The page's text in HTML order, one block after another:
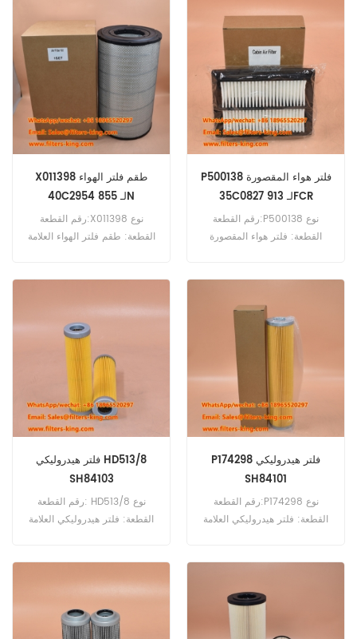
OA1103 فاصل الزيت والهواء
مرجع متقاطع 89848499
للاستخدام مع Gardner Denver
ES11 ESS18 ESS18Tempest6
Tempest6 VS20.
X011398 طقم فلتر الهواء
40C2954 لـ 855N
رقم القطعة:X011398 نوع
القطعة: طقم فلتر الهواء العلامة
PU2540 للاستخدام مع Liugong
855N 915D 936LC CLG906
D CLG945 CLG948.
P500138 فلتر هواء المقصورة
35C0827 لـ 913FCR
رقم القطعة:P500138 نوع
القطعة: فلتر هواء المقصورة
للاستخدام مع Liugong 913FCR
915FCR CLG928E CLG930E.
فلتر هيدروليكي HD513/8
SH84103
رقم القطعة: HD513/8 نوع
القطعة: فلتر هيدروليكي العلامة
P174298 فلتر هيدروليكي
SH84101
رقم القطعة:P174298 نوع
القطعة: فلتر هيدروليكي العلامة